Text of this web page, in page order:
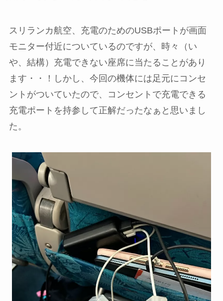
スリランカ航空、充電のためのUSBポートが画面
モニター付近についているのですが、時々（い
や、結構）充電できない座席に当たることがあり
ます・・！しかし、今回の機体には足元にコンセ
ントがついていたので、コンセントで充電できる
充電ポートを持参して正解だったなぁと思いまし
た。